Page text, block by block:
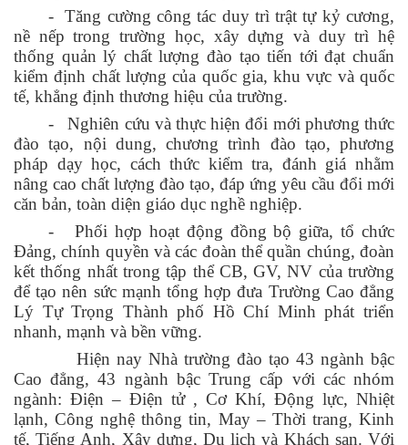
- Tăng cường công tác duy trì trật tự kỷ cương,
nề nếp trong trường học, xây dựng và duy trì hệ
thống quản lý chất lượng đào tạo tiến tới đạt chuẩn
kiểm định chất lượng của quốc gia, khu vực và quốc
tế, khẳng định thương hiệu của trường.
-
Nghiên cứu và thực hiện đổi mới phương thức
đào tạo, nội dung, chương trình đào tạo, phương
pháp dạy học, cách thức kiểm tra, đánh giá nhằm
nâng cao chất lượng đào tạo, đáp ứng yêu cầu đổi mới
căn bản, toàn diện giáo dục nghề nghiệp.
-
Phối hợp hoạt động đồng bộ giữa, tổ chức
Đảng, chính quyền và các đoàn thể quần chúng, đoàn
kết thống nhất trong tập thể CB, GV, NV của trường
để tạo nên sức mạnh tổng hợp đưa Trường Cao đẳng
Lý Tự Trọng Thành phố Hồ Chí Minh phát triển
nhanh, mạnh và bền vững.
Hiện nay Nhà trường đào tạo 43 ngành bậc
Cao đẳng, 43 ngành bậc Trung cấp với các nhóm
ngành: Điện – Điện tử , Cơ Khí, Động lực, Nhiệt
lạnh, Công nghệ thông tin, May – Thời trang, Kinh
tế, Tiếng Anh, Xây dựng, Du lịch và Khách sạn. Với